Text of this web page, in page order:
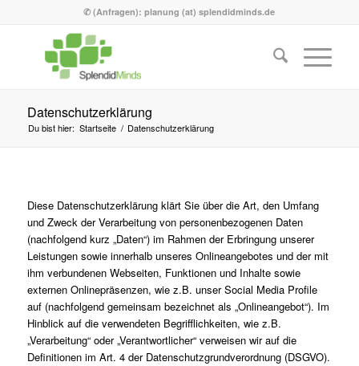
✆ (Anfragen): planung (at) splendidminds.de
Datenschutzerklärung
Du bist hier: Startseite / Datenschutzerklärung
Diese Datenschutzerklärung klärt Sie über die Art, den Umfang
und Zweck der Verarbeitung von personenbezogenen Daten
(nachfolgend kurz „Daten“) im Rahmen der Erbringung unserer
Leistungen sowie innerhalb unseres Onlineangebotes und der mit
ihm verbundenen Webseiten, Funktionen und Inhalte sowie
externen Onlinepräsenzen, wie z.B. unser Social Media Profile
auf (nachfolgend gemeinsam bezeichnet als „Onlineangebot“). Im
Hinblick auf die verwendeten Begrifflichkeiten, wie z.B.
„Verarbeitung“ oder „Verantwortlicher“ verweisen wir auf die
Definitionen im Art. 4 der Datenschutzgrundverordnung (DSGVO).